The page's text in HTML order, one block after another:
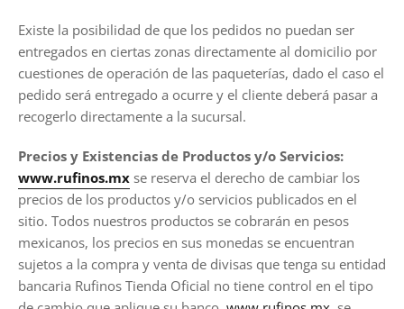
Existe la posibilidad de que los pedidos no puedan ser
entregados en ciertas zonas directamente al domicilio por
cuestiones de operación de las paqueterías, dado el caso el
pedido será entregado a ocurre y el cliente deberá pasar a
recogerlo directamente a la sucursal.
Precios y Existencias de Productos y/o Servicios:
www.rufinos.mx se reserva el derecho de cambiar los
precios de los productos y/o servicios publicados en el
sitio. Todos nuestros productos se cobrarán en pesos
mexicanos, los precios en sus monedas se encuentran
sujetos a la compra y venta de divisas que tenga su entidad
bancaria Rufinos Tienda Oficial no tiene control en el tipo